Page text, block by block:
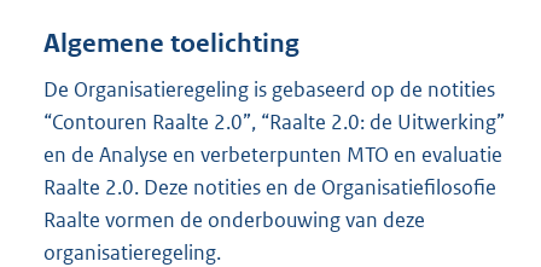
Algemene toelichting
De Organisatieregeling is gebaseerd op de notities
“Contouren Raalte 2.0”, “Raalte 2.0: de Uitwerking”
en de Analyse en verbeterpunten MTO en evaluatie
Raalte 2.0. Deze notities en de Organisatiefilosofie
Raalte vormen de onderbouwing van deze
organisatieregeling.